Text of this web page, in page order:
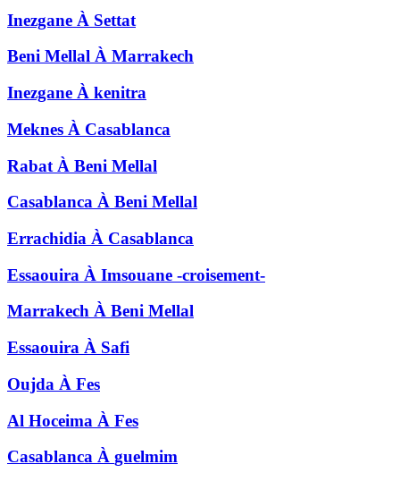
Inezgane À Settat
Beni Mellal À Marrakech
Inezgane À kenitra
Meknes À Casablanca
Rabat À Beni Mellal
Casablanca À Beni Mellal
Errachidia À Casablanca
Essaouira À Imsouane -croisement-
Marrakech À Beni Mellal
Essaouira À Safi
Oujda À Fes
Al Hoceima À Fes
Casablanca À guelmim